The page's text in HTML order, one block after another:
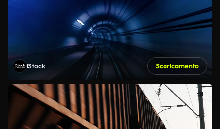
iStock Scaricamento